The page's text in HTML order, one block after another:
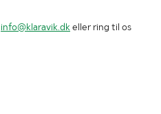
info@klaravik.dk eller ring til os